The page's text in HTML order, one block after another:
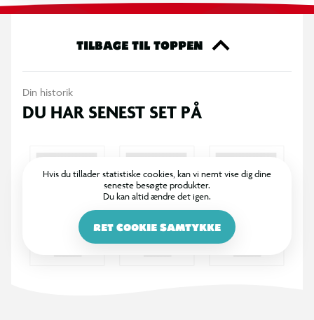
Designet til kidults, skabere og modeelskere gør Miiloo’s
Instagram. Sød, samlervenlig og uimodståeligt charmerende -
OBS! Varen er assorteret, og en bestemt variant kan ikke
garanteres.
TILBAGE TIL TOPPEN
Din historik
DU HAR SENEST SET PÅ
Hvis du tillader statistiske cookies, kan vi nemt vise dig dine
seneste besøgte produkter.
Du kan altid ændre det igen.
RET COOKIE SAMTYKKE